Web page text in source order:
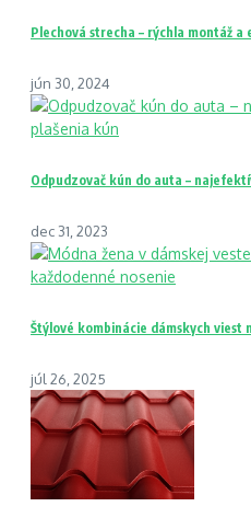
Plechová strecha – rýchla montáž
jún 30, 2024
Odpudzovač kún do auta –
dec 31, 2023
Štýlové kombinácie dámskych viest
júl 26, 2025